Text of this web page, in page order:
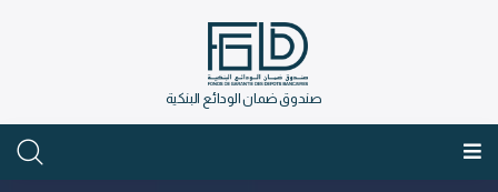
صندوق ضمان الودائع البنكية